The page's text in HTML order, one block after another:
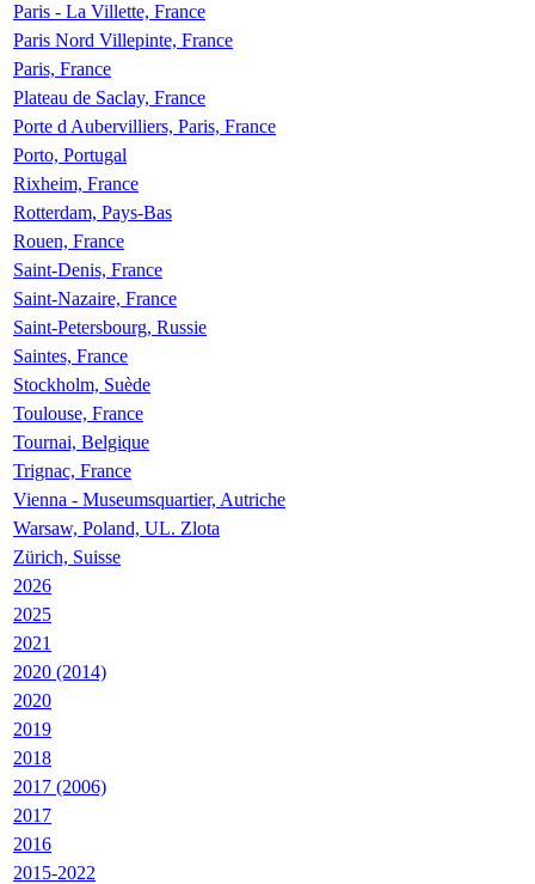
Paris - La Villette, France
Paris Nord Villepinte, France
Paris, France
Plateau de Saclay, France
Porte d Aubervilliers, Paris, France
Porto, Portugal
Rixheim, France
Rotterdam, Pays-Bas
Rouen, France
Saint-Denis, France
Saint-Nazaire, France
Saint-Petersbourg, Russie
Saintes, France
Stockholm, Suède
Toulouse, France
Tournai, Belgique
Trignac, France
Vienna - Museumsquartier, Autriche
Warsaw, Poland, UL. Zlota
Zürich, Suisse
2026
2025
2021
2020 (2014)
2020
2019
2018
2017 (2006)
2017
2016
2015-2022